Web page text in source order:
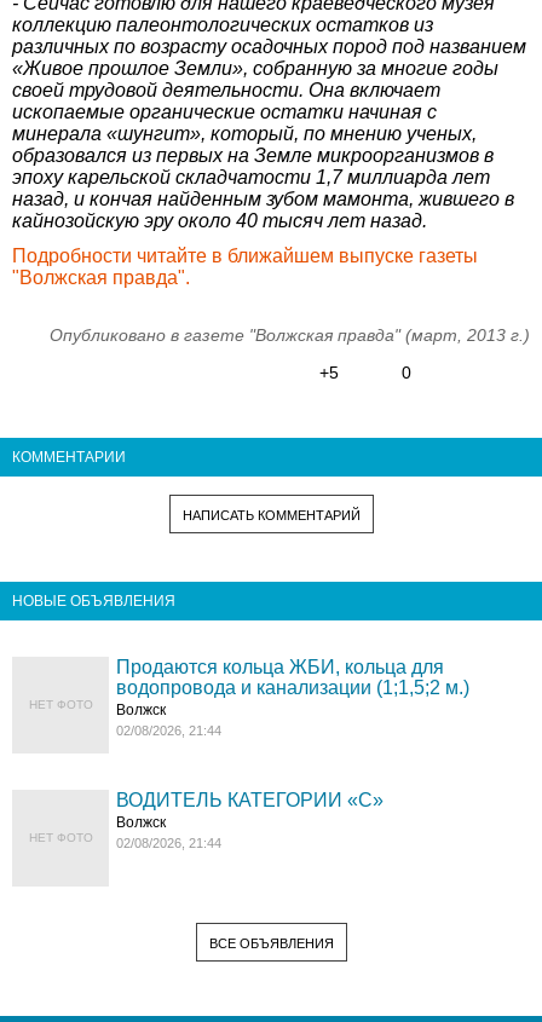
коллекцию палеонтологических остатков из
различных по возрасту осадочных пород под названием
«Живое прошлое Земли», собранную за многие годы
своей трудовой деятельности. Она включает
ископаемые органические остатки начиная с
минерала «шунгит», который, по мнению ученых,
образовался из первых на Земле микроорганизмов в
эпоху карельской складчатости 1,7 миллиарда лет
назад, и кончая найденным зубом мамонта, жившего в
кайнозойскую эру около 40 тысяч лет назад.
Подробности читайте в ближайшем выпуске газеты
"Волжская правда".
Опубликовано в газете "Волжская правда" (март, 2013 г.)
+5
0
КОММЕНТАРИИ
НАПИСАТЬ КОММЕНТАРИЙ
НОВЫЕ ОБЪЯВЛЕНИЯ
НЕТ ФОТО
Продаются кольца ЖБИ, кольца для
водопровода и канализации (1;1,5;2 м.)
Волжск
02/08/2026, 21:44
НЕТ ФОТО
ВОДИТЕЛЬ КАТЕГОРИИ «C»
Волжск
02/08/2026, 21:44
ВСЕ ОБЪЯВЛЕНИЯ